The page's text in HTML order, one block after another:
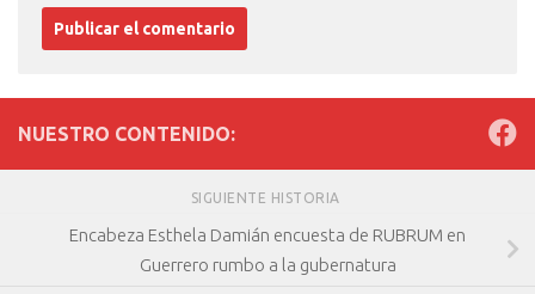
NUESTRO CONTENIDO:
SIGUIENTE HISTORIA
Encabeza Esthela Damián encuesta de RUBRUM en
Guerrero rumbo a la gubernatura